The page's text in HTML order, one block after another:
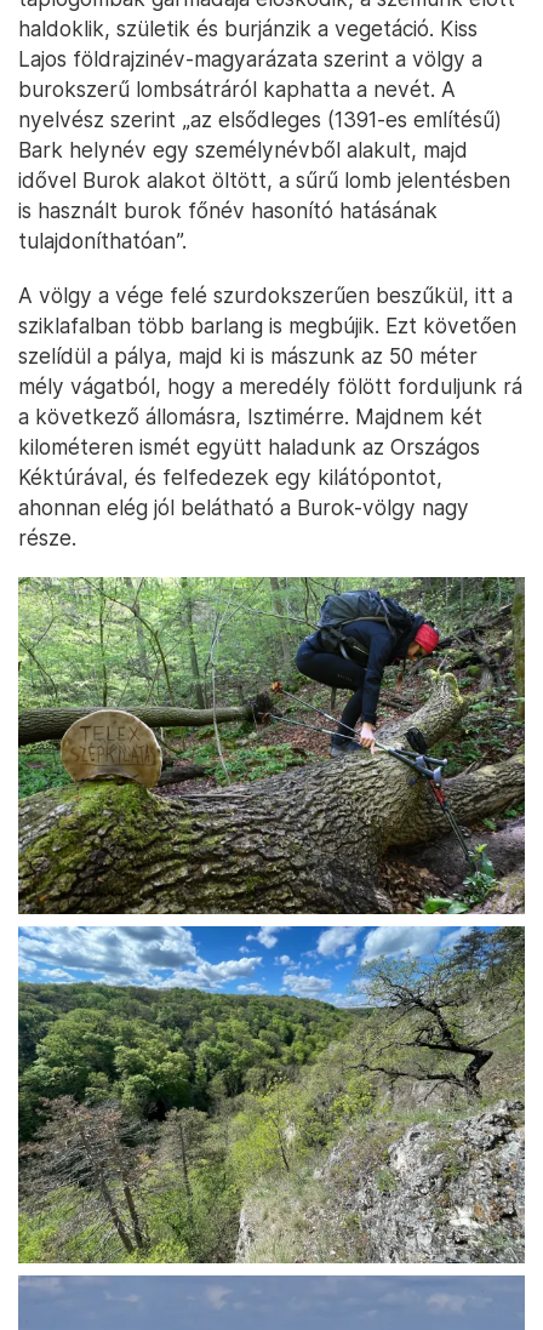
haldoklik, születik és burjánzik a vegetáció. Kiss
Lajos földrajzinév-magyarázata szerint a völgy a
burokszerű lombsátráról kaphatta a nevét. A
nyelvész szerint „az elsődleges (1391-es említésű)
Bark helynév egy személynévből alakult, majd
idővel Burok alakot öltött, a sűrű lomb jelentésben
is használt burok főnév hasonító hatásának
tulajdoníthatóan”.
A völgy a vége felé szurdokszerűen beszűkül, itt a
sziklafalban több barlang is megbújik. Ezt követően
szelídül a pálya, majd ki is mászunk az 50 méter
mély vágatból, hogy a meredély fölött forduljunk rá
a következő állomásra, Isztimérre. Majdnem két
kilométeren ismét együtt haladunk az Országos
Kéktúrával, és felfedezek egy kilátópontot,
ahonnan elég jól belátható a Burok-völgy nagy
része.